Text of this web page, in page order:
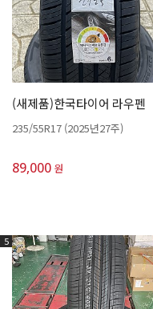
(새제품)한국타이어 라우펜
235/55R17 (2025년27주)
89,000 원
5